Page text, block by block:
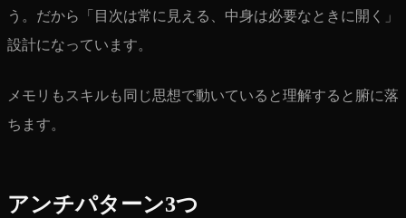
う。だから「目次は常に見える、中身は必要なときに開く」
設計になっています。
メモリもスキルも同じ思想で動いていると理解すると腑に落
ちます。
アンチパターン3つ